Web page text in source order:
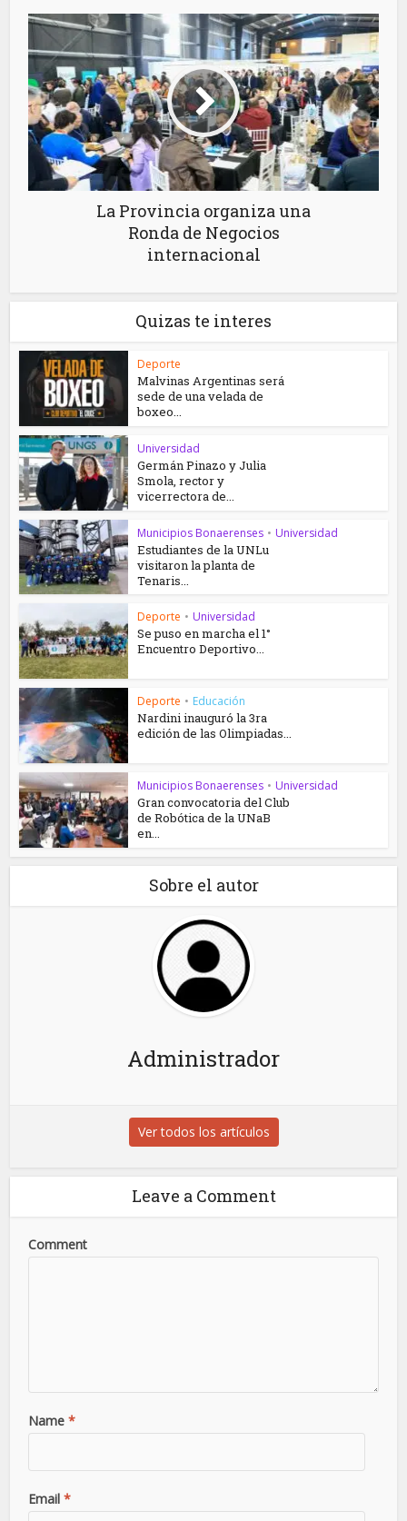
La Provincia organiza una
Ronda de Negocios
internacional
Quizas te interes
Deporte
Malvinas Argentinas será
sede de una velada de
boxeo...
Universidad
Germán Pinazo y Julia
Smola, rector y
vicerrectora de...
Municipios Bonaerenses • Universidad
Estudiantes de la UNLu
visitaron la planta de
Tenaris...
Deporte • Universidad
Se puso en marcha el 1°
Encuentro Deportivo...
Deporte • Educación
Nardini inauguró la 3ra
edición de las Olimpiadas...
Municipios Bonaerenses • Universidad
Gran convocatoria del Club
de Robótica de la UNaB
en...
Sobre el autor
Administrador
Ver todos los artículos
Leave a Comment
Comment
Name *
Email *